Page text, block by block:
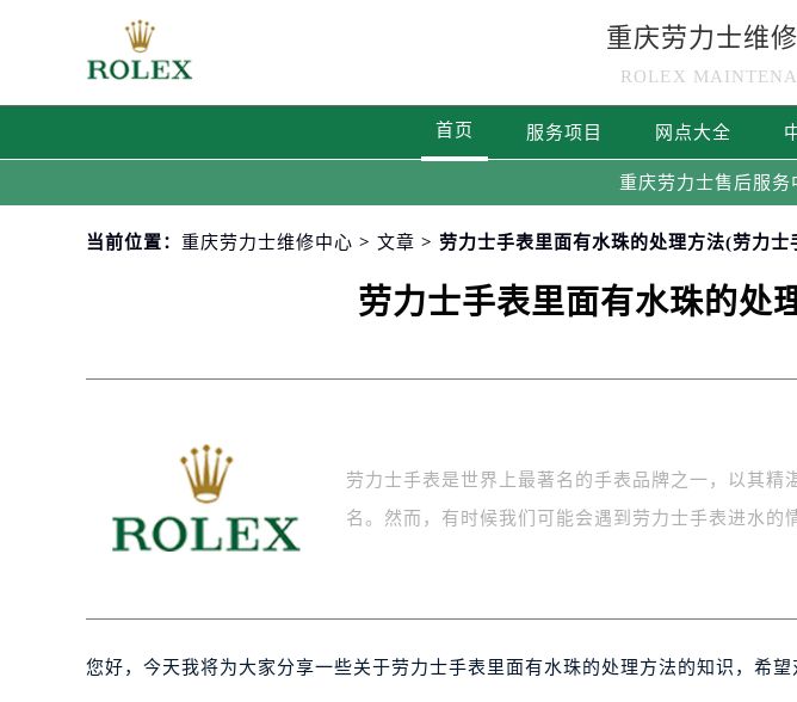
重庆劳力士维
ROLEX
首页 服务项目 网点大全
重庆劳力士售后服务
当前位置： 重庆劳力士维修中心 > 文章 > 劳力士手表里面有水珠的处理方法(劳力士
劳力士手表里面有水珠的处
劳力士手表是世界上最著名的手表品牌之一，以其精
名。然而，有时候我们可能会遇到劳力士手表进水
您好，今天我将为大家分享一些关于劳力士手表里面有水珠的处理方法的知识，希望